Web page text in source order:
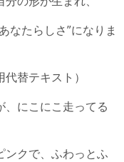
なたらしさ”になりま
替テキスト）
にこにこ走ってる
ンクで、ふわっとふ